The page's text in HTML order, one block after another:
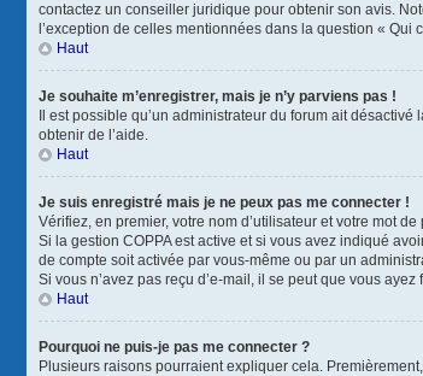
contactez un conseiller juridique pour obtenir son avis.
l’exception de celles mentionnées dans la question «
Haut
Je souhaite m’enregistrer, mais je n’y parviens pas !
Il est possible qu’un administrateur du forum ait
obtenir de l’aide.
Haut
Je suis enregistré mais je ne peux pas me connecter !
Vérifiez, en premier, votre nom d’utilisateur et votre mot
Si la gestion COPPA est active et si vous avez indiqué
de compte soit activée par vous-même ou par un
Si vous n’avez pas reçu d’e-mail, il se peut que vous
Haut
Pourquoi ne puis-je pas me connecter ?
Plusieurs raisons pourraient expliquer cela.